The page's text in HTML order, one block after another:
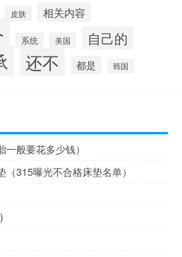
皮肤 相关内容
系统 美国 自己的
还不 都是 韩国
般要花多少钱）
315曝光不合格床垫名单）